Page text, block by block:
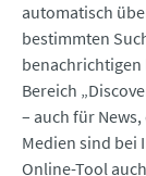
automatisch
bestimmten
benachrichtigen
Bereich
– auch für
Medien sind bei
Online-Tool